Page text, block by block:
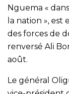
Nguema «
la nation »,
des forces de
renversé Ali
août.
Le général